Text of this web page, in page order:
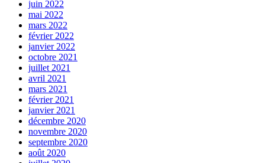
juin 2022
mai 2022
mars 2022
février 2022
janvier 2022
octobre 2021
juillet 2021
avril 2021
mars 2021
février 2021
janvier 2021
décembre 2020
novembre 2020
septembre 2020
août 2020